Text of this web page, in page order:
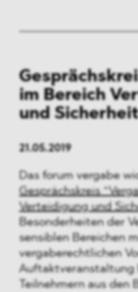
im Bereich
und
21.05.2019
Das forum vergabe
Gesprächskreis
Verteidigung und
Besonderheiten der
sensiblen Bereichen
vergaberechtlichen
Auftaktveranstaltung
Teilnehmern aus den